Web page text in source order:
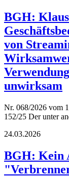
BGH:
von
unwirksam
Nr. 068/2026 vom
152/25 Der unter
24.03.2026
BGH: Kein